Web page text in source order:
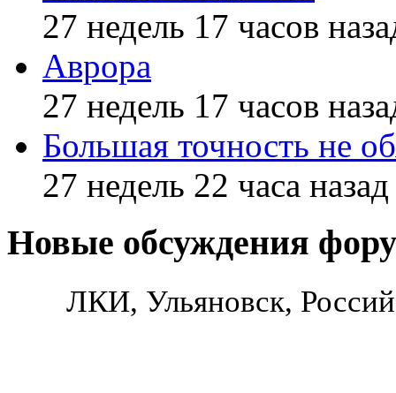
27 недель 17 часов
Аврора
27 недель 17 часов
Большая точность не
27 недель 22 часа назад
Новые обсуждения
ЛКИ, Ульяновск,